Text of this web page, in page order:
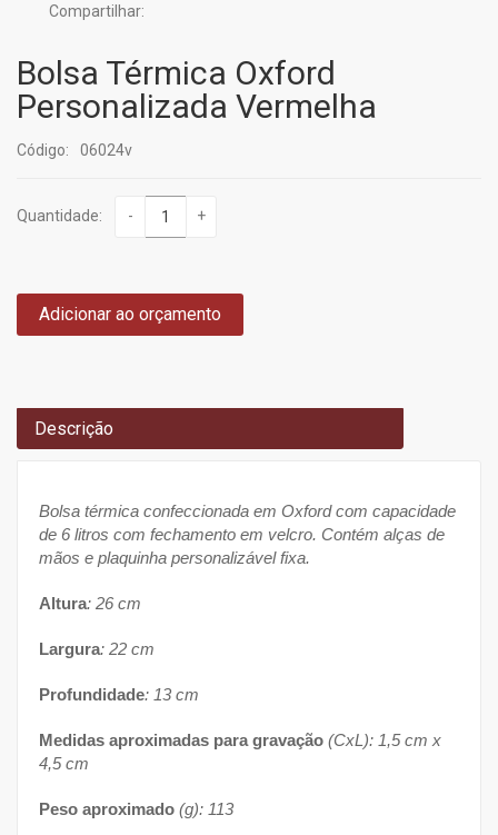
Compartilhar:
Bolsa Térmica Oxford
Personalizada Vermelha
Código: 06024v
Quantidade: - +
Adicionar ao orçamento
Descrição
Bolsa térmica confeccionada em Oxford com capacidade
de 6 litros com fechamento em velcro. Contém alças de
mãos e plaquinha personalizável fixa.
Altura: 26 cm
Largura: 22 cm
Profundidade: 13 cm
Medidas aproximadas para gravação (CxL): 1,5 cm x
4,5 cm
Peso aproximado (g): 113